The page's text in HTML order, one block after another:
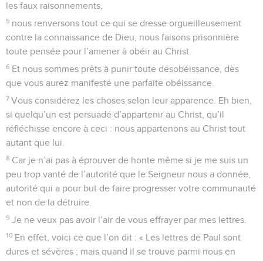
les faux raisonnements,
5 nous renversons tout ce qui se dresse orgueilleusement
contre la connaissance de Dieu, nous faisons prisonnière
toute pensée pour l’amener à obéir au Christ.
6 Et nous sommes prêts à punir toute désobéissance, dès
que vous aurez manifesté une parfaite obéissance.
7 Vous considérez les choses selon leur apparence. Eh bien,
si quelqu’un est persuadé d’appartenir au Christ, qu’il
réfléchisse encore à ceci : nous appartenons au Christ tout
autant que lui.
8 Car je n’ai pas à éprouver de honte même si je me suis un
peu trop vanté de l’autorité que le Seigneur nous a donnée,
autorité qui a pour but de faire progresser votre communauté
et non de la détruire.
9 Je ne veux pas avoir l’air de vous effrayer par mes lettres.
10 En effet, voici ce que l’on dit : « Les lettres de Paul sont
dures et sévères ; mais quand il se trouve parmi nous en